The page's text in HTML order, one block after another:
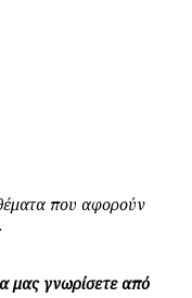
που αφορούν
μας γνωρίσετε από